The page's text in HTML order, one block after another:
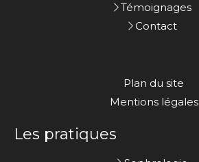
Témoignages
Contact
Plan du site
Mentions légales
Les pratiques